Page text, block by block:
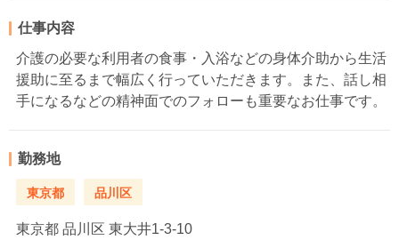
仕事内容
介護の必要な利用者の食事・入浴などの身体介助から生活
援助に至るまで幅広く行っていただきます。また、話し相
手になるなどの精神面でのフォローも重要なお仕事です。
勤務地
東京都 品川区
東京都 品川区 東大井1-3-10